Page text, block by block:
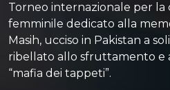
Torneo internazionale per la
femminile dedicato alla
Masih, ucciso in Pakistan a
ribellato allo sfruttamento e
“mafia dei tappeti”.